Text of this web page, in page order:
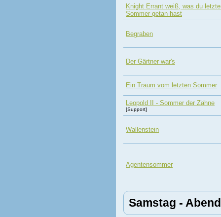
Knight Errant weiß, was du
Sommer getan hast
Begraben
Der Gärtner war's
Ein Traum vom letzten Sommer
Leopold II - Sommer der Zähne
[Support]
Wallenstein
Agentensommer
Samstag - Abend